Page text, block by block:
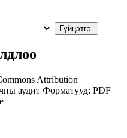
Гүйцэтгэ.
Attribution
аудит Форматууд: PDF